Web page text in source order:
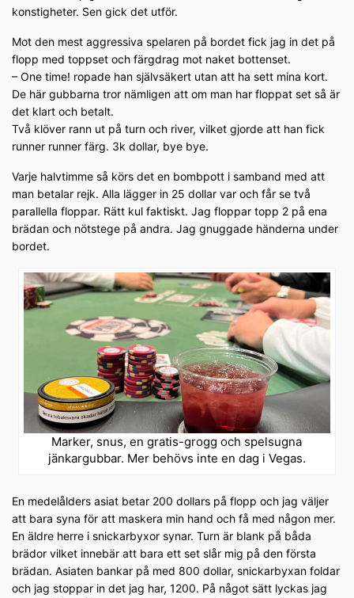
konstigheter. Sen gick det utför.
Mot den mest aggressiva spelaren på bordet fick jag in det på
flopp med toppset och färgdrag mot naket bottenset.
– One time! ropade han självsäkert utan att ha sett mina kort.
De här gubbarna tror nämligen att om man har floppat set så är
det klart och betalt.
Två klöver rann ut på turn och river, vilket gjorde att han fick
runner runner färg. 3k dollar, bye bye.
Varje halvtimme så körs det en bombpott i samband med att
man betalar rejk. Alla lägger in 25 dollar var och får se två
parallella floppar. Rätt kul faktiskt. Jag floppar topp 2 på ena
brädan och nötstege på andra. Jag gnuggade händerna under
bordet.
Marker, snus, en gratis-grogg och spelsugna
jänkargubbar. Mer behövs inte en dag i Vegas.
En medelålders asiat betar 200 dollars på flopp och jag väljer
att bara syna för att maskera min hand och få med någon mer.
En äldre herre i snickarbyxor synar. Turn är blank på båda
brädor vilket innebär att bara ett set slår mig på den första
brädan. Asiaten bankar på med 800 dollar, snickarbyxan foldar
och jag stoppar in det jag har, 1200. På något sätt lyckas jag